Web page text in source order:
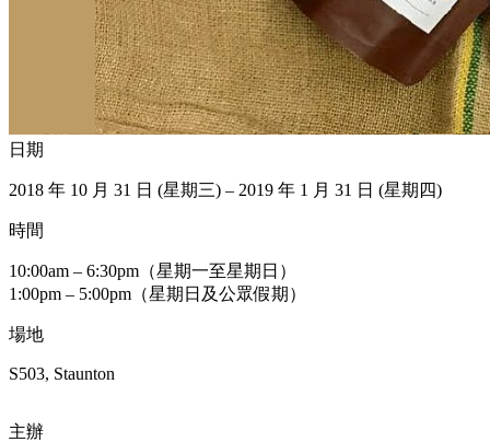
日期
2018 年 10 月 31 日 (星期三) – 2019 年 1 月 31 日 (星期四)
時間
10:00am – 6:30pm（星期一至星期日）
1:00pm – 5:00pm（星期日及公眾假期）
場地
S503, Staunton
主辦